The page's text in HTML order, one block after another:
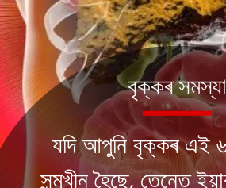
যদি আপুনি বৃক্কৰ এই ৬
সন্মুখীন হৈছে, তেন্তে
বৃক্কৰ সমস্যা